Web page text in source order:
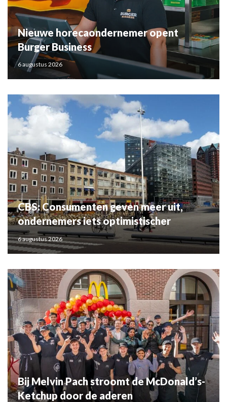
Nieuwe horecaondernemer opent
Burger Business
6 augustus 2026
CBS: Consumenten geven meer uit,
ondernemers iets optimistischer
6 augustus 2026
Bij Melvin Pach stroomt de McDonald’s-
Ketchup door de aderen